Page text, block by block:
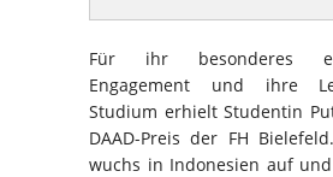
Für ihr besonderes
Engagement und ihre
Studium erhielt Studentin
DAAD-Preis der FH
wuchs in Indonesien auf